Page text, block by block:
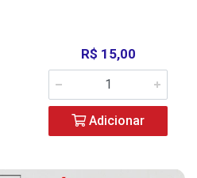
R$ 15,00
Adicionar